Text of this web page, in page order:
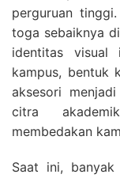
perguruan
toga sebaiknya
identitas visual
kampus, bentuk
aksesori
citra
membedakan
Saat ini,